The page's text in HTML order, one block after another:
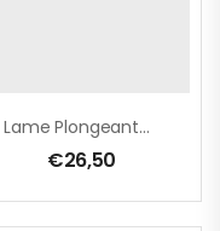
Lame Plongeante À Concrétion Carbure Pour Ponçage TMA075
€26,50